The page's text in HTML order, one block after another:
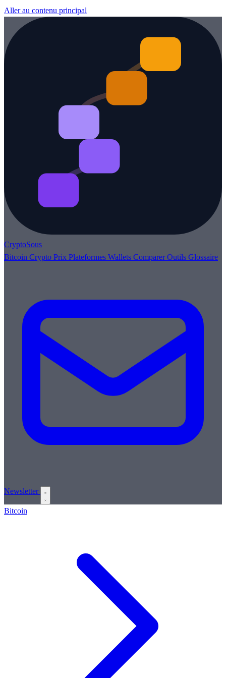
Aller au contenu principal
CryptoSous
Bitcoin Crypto Prix Plateformes Wallets ComparerOutils Glossaire
Newsletter
Bitcoin